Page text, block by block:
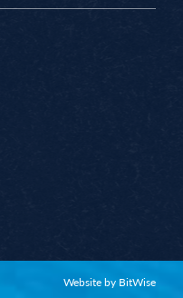
Website by BitWise